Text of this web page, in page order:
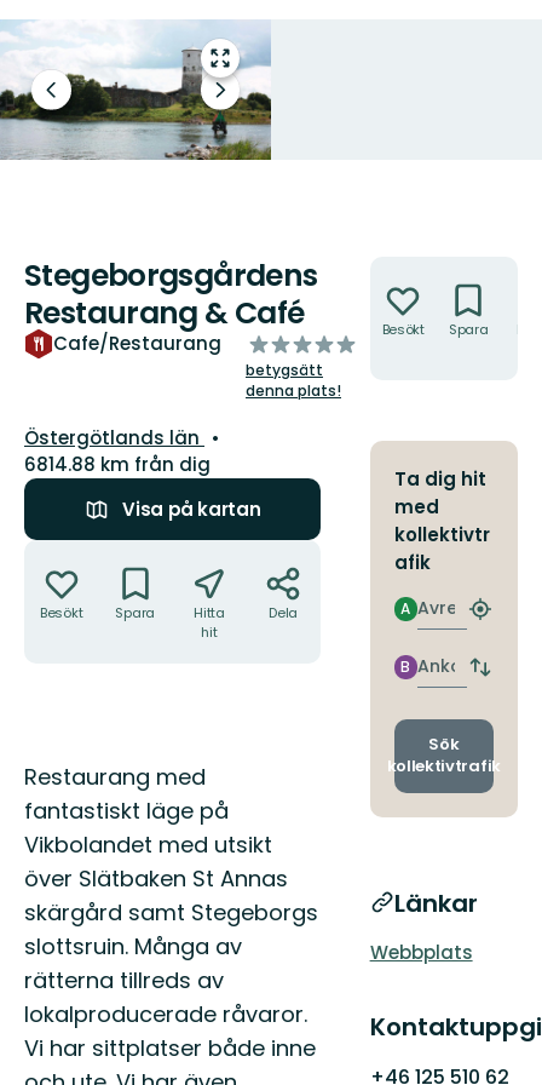
Gå
till
helskärmsläge
Föregående
bild
Nästa
bildspel
Stegeborgsgårdens
Restaurang & Café
Cafe/Restaurang
av
5
stjärnor
betygsätt
denna plats!
Län:
Östergötlands län
6814.88 km från dig
Visa på kartan
Besökt Spara
Hitta
hit
Dela
Beskrivning
Restaurang med
fantastiskt läge på
Vikbolandet med utsikt
över Slätbaken St Annas
skärgård samt Stegeborgs
slottsruin. Många av
rätterna tillreds av
lokalproducerade råvaror.
Vi har sittplatser både inne
Besökt Spara
Ta dig hit
med
kollektivtr
afik
Avresa
A
Hitta
Ankomst
B
Byt
och
Sök
kollektivtrafik
Länkar
Webbplats
+46 125 510 62